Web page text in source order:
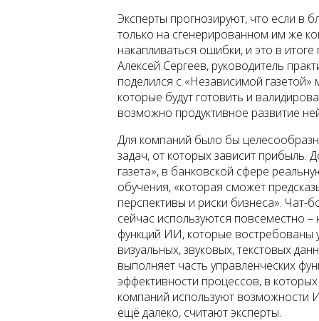
Эксперты прогнозируют, что если в
только на сгенерированном им же
накапливаться ошибки, и это в
Алексей Сергеев, руководитель
поделился с «Независимой
которые будут готовить и
возможно продуктивное развитие
Для компаний было бы
задач, от которых зависит прибыль.
газета», в банковской сфере
обучения, «которая сможет
перспективы и риски бизнеса».
сейчас используются повсеместно
функций ИИ, которые востребованы
визуальных, звуковых, текстовых
выполняет часть управленческих
эффективности процессов, в
компаний используют возможности
ещё далеко, считают эксперты.